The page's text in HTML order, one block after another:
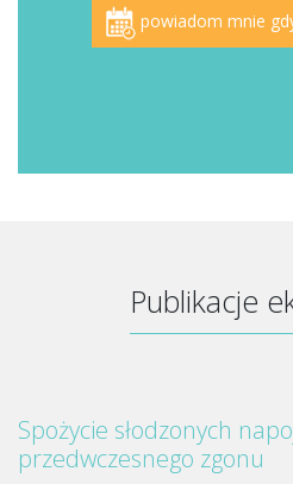
powiadom mnie
Publikacje
Spożycie słodzonych
przedwczesnego zgonu